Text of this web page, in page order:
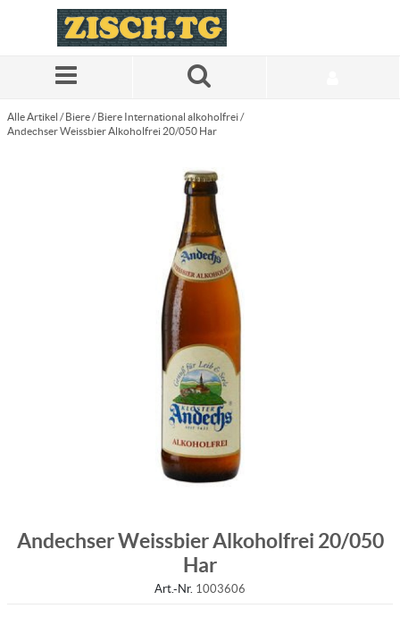
Zum Hauptinhalt springen
Alle Artikel / Biere / Biere International alkoholfrei /
Andechser Weissbier Alkoholfrei 20/050 Har
Andechser Weissbier Alkoholfrei 20/050
Har
Art.-Nr. 1003606